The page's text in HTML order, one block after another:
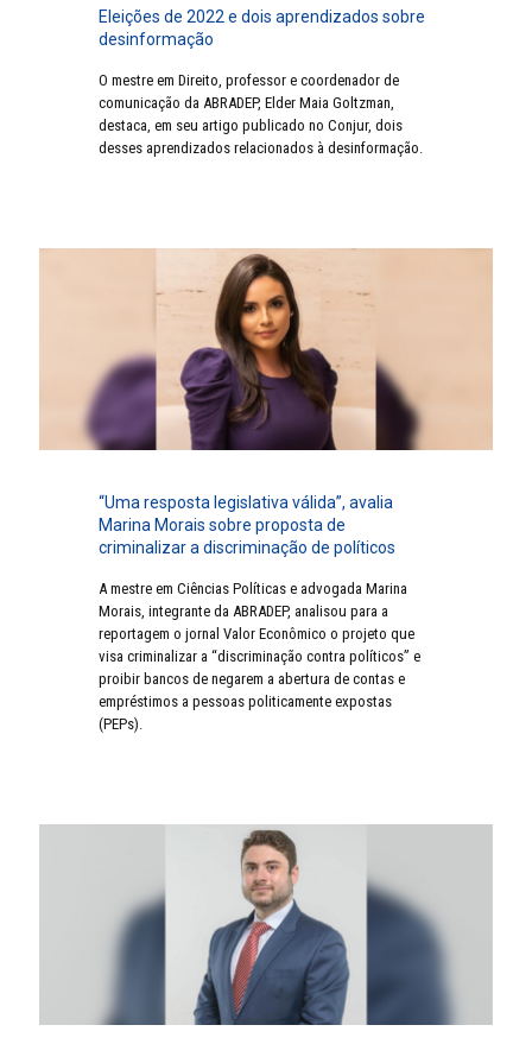
Eleições de 2022 e dois aprendizados sobre
desinformação
O mestre em Direito, professor e coordenador de
comunicação da ABRADEP, Elder Maia Goltzman,
destaca, em seu artigo publicado no Conjur, dois
desses aprendizados relacionados à desinformação.
“Uma resposta legislativa válida”, avalia
Marina Morais sobre proposta de
criminalizar a discriminação de políticos
A mestre em Ciências Políticas e advogada Marina
Morais, integrante da ABRADEP, analisou para a
reportagem o jornal Valor Econômico o projeto que
visa criminalizar a “discriminação contra políticos” e
proibir bancos de negarem a abertura de contas e
empréstimos a pessoas politicamente expostas
(PEPs).